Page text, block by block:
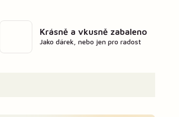
Krásně a vkusně zabaleno
Jako dárek, nebo jen pro radost